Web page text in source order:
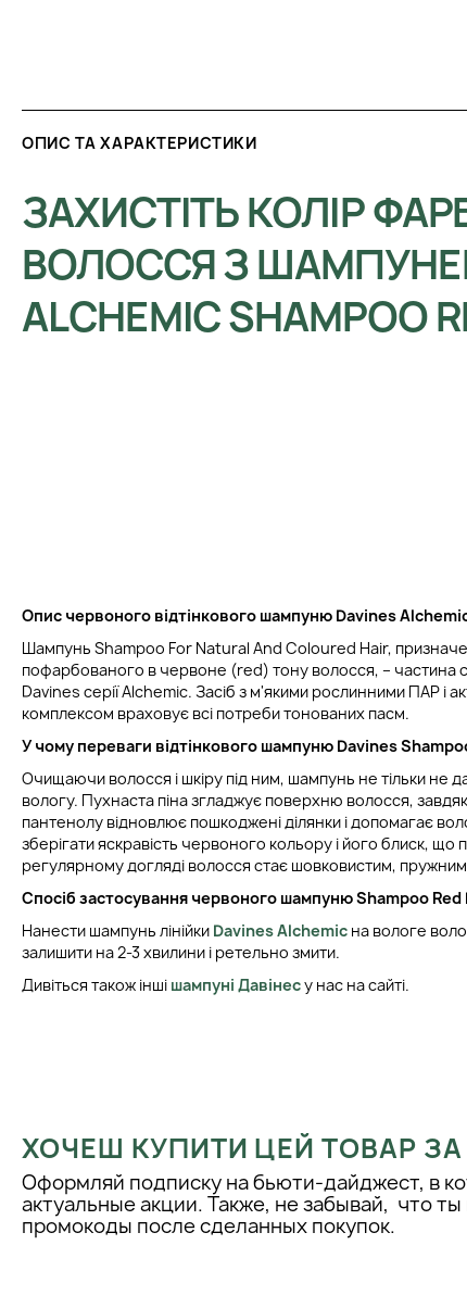
ОПИС ТА ХАРАКТЕРИСТИКИ
ЗАХИСТІТЬ КОЛІР
ВОЛОССЯ З ШАМПУНЕМ
ALCHEMIC SHAMPOO
Опис червоного відтінкового шампуню Davines
Шампунь Shampoo For Natural And Coloured Hair,
пофарбованого в червоне (red) тону волосся, – частина
Davines серії Alchemic. Засіб з м'якими рослинними ПАР і
комплексом враховує всі потреби тонованих пасм.
У чому переваги відтінкового шампуню Davines
Очищаючи волосся і шкіру під ним, шампунь не тільки не
вологу. Пухнаста піна згладжує поверхню волосся,
пантенолу відновлює пошкоджені ділянки і допомагає
зберігати яскравість червоного кольору і його блиск,
регулярному догляді волосся стає шовковистим,
Спосіб застосування червоного шампунюShampoo Red
Нанести шампунь лінійки Davines Alchemic на вологе
залишити на 2-3 хвилини і ретельно змити.
Дивіться також інші шампуні Давінесу нас на сайті.
ХОЧЕШ КУПИТИ ЦЕЙ ТОВАР
Оформляй подписку на бьюти-дайджест, в
актуальные акции. Также, не забывай, что
промокоды после сделанных покупок.